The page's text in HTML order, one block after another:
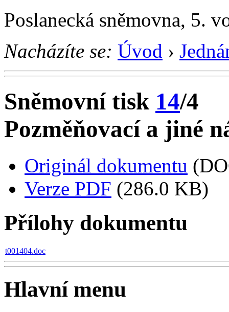
Poslanecká sněmovna, 5.
Nacházíte se: Úvod ›
Sněmovní tisk 14/4
Pozměňovací a jiné
Originál dokumentu
Verze PDF (286.0 KB)
Přílohy dokumentu
t001404.doc
Hlavní menu